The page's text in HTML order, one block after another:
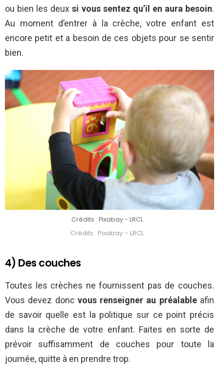
ou bien les deuxsi vous sentez qu’il en aura besoin.
Au moment d’entrer à la crèche, votre enfant est
encore petit et a besoin de ces objets pour se sentir
bien.
Crédits : Pixabay - LRCL
Crédits : Pixabay – LRCL
4) Des couches
Toutes les crèches ne fournissent pas de couches.
Vous devez donc vous renseigner au préalableafin
de savoir quelle est la politique sur ce point précis
dans la crèche de votre enfant. Faites en sorte de
prévoir suffisamment de couches pour toute la
journée, quitte à en prendre trop.